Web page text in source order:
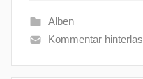
Alben
Kommentar